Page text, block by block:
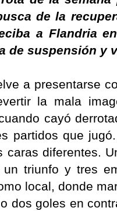
de la
a Flandria
de suspensión y
a presentarse
la mala
cayó
partidos que
caras diferentes.
un triunfo y tres
local, donde
dos goles en